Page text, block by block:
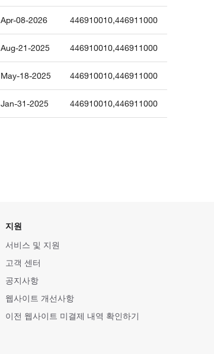
Apr-08-2026 446910010,446911000
Aug-21-2025 446910010,446911000
May-18-2025 446910010,446911000
Jan-31-2025 446910010,446911000
지원
서비스 및 지원
고객 센터
공지사항
웹사이트 개선사항
이전 웹사이트 미결제 내역 확인하기